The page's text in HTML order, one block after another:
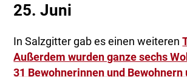
25. Juni
In Salzgitter gab es einen weiteren
Außerdem wurden ganze sechs
31 Bewohnerinnen und Bewohnern